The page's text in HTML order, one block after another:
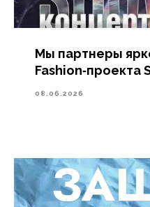
Мы партнеры
Fashion‑проекта
08.06.2026